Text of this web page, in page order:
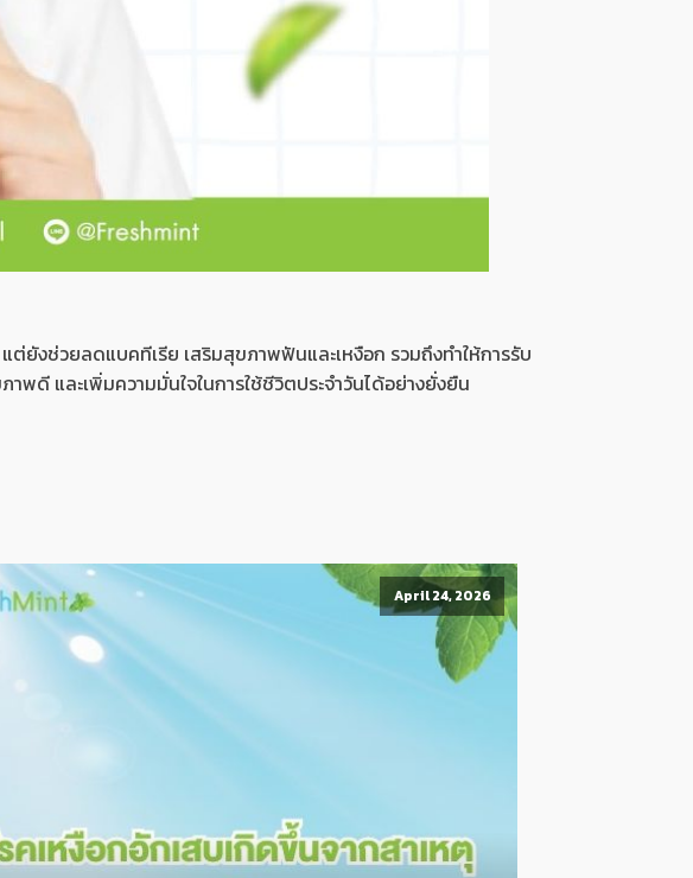
งช่วยลดแบคทีเรีย เสริมสุขภาพฟันและเหงือก รวมถึงทำให้การรับ
พดี และเพิ่มความมั่นใจในการใช้ชีวิตประจำวันได้อย่างยั่งยืน
April 24, 2026